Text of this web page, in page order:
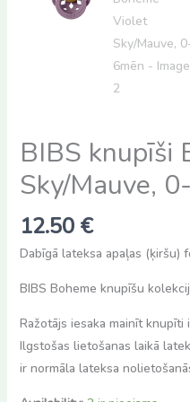
BIBS knupīši
Sky/Mauve,
12.50 €
Dabīgā lateksa apaļas (ķiršu)
BIBS Boheme knupīšu
Ražotājs iesaka mainīt knupīti
Ilgstošas lietošanas laikā
ir normāla lateksa